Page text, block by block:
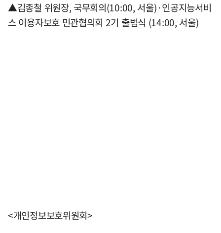
▲김종철 위원장, 국무회의(10:00, 서울)·인공지능서비
스 이용자보호 민관협의회 2기 출범식 (14:00, 서울)
<개인정보보호위원회>